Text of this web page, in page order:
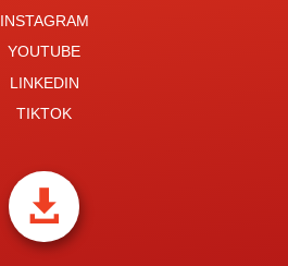
INSTAGRAM
YOUTUBE
LINKEDIN
TIKTOK
